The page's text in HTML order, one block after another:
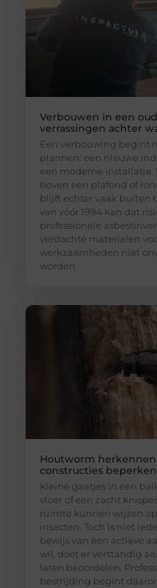
Verbouwen in een
verrassingen achter
Een verbouwing begint
plannen: een nieuwe
een moderne installatie.
boven een plafond of
blijft echter vaak buiten
van vóór 1994 kan dat
professionele
verdachte materialen
werkzaamheden niet
worden
Houtworm
constructies beperken
Kleine gaatjes in een
vloer of een zacht
ruimte kunnen wijzen
insecten. Toch is niet
bewijs van een actieve
wil, doet er verstandig
laten beoordelen.
bestrijding begint